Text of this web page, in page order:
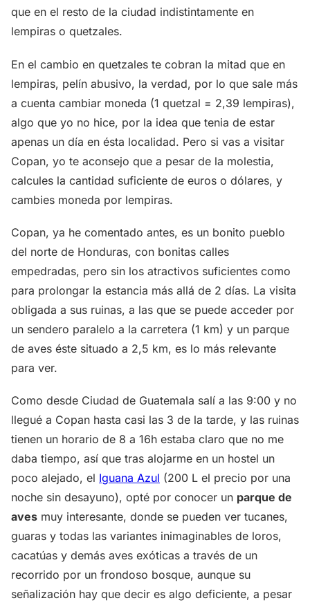
que en el resto de la ciudad indistintamente en
lempiras o quetzales.
En el cambio en quetzales te cobran la mitad que en
lempiras, pelín abusivo, la verdad, por lo que sale más
a cuenta cambiar moneda (1 quetzal = 2,39 lempiras),
algo que yo no hice, por la idea que tenia de estar
apenas un día en ésta localidad. Pero si vas a visitar
Copan, yo te aconsejo que a pesar de la molestia,
calcules la cantidad suficiente de euros o dólares, y
cambies moneda por lempiras.
Copan, ya he comentado antes, es un bonito pueblo
del norte de Honduras, con bonitas calles
empedradas, pero sin los atractivos suficientes como
para prolongar la estancia más allá de 2 días. La visita
obligada a sus ruinas, a las que se puede acceder por
un sendero paralelo a la carretera (1 km) y un parque
de aves éste situado a 2,5 km, es lo más relevante
para ver.
Como desde Ciudad de Guatemala salí a las 9:00 y no
llegué a Copan hasta casi las 3 de la tarde, y las ruinas
tienen un horario de 8 a 16h estaba claro que no me
daba tiempo, así que tras alojarme en un hostel un
poco alejado, el Iguana Azul (200 L el precio por una
noche sin desayuno), opté por conocer un parque de
aves muy interesante, donde se pueden ver tucanes,
guaras y todas las variantes inimaginables de loros,
cacatúas y demás aves exóticas a través de un
recorrido por un frondoso bosque, aunque su
señalización hay que decir es algo deficiente, a pesar